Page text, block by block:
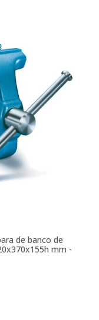
de banco de
mm -